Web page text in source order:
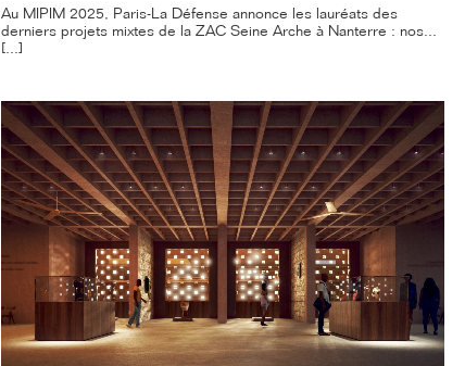
Au MIPIM 2025, Paris-La Défense annonce les lauréats des
derniers projets mixtes de la ZAC Seine Arche à Nanterre : nos...
[...]